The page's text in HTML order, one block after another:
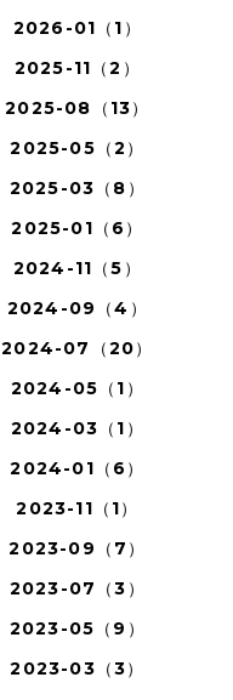
2026-01（1）
2025-11（2）
2025-08（13）
2025-05（2）
2025-03（8）
2025-01（6）
2024-11（5）
2024-09（4）
2024-07（20）
2024-05（1）
2024-03（1）
2024-01（6）
2023-11（1）
2023-09（7）
2023-07（3）
2023-05（9）
2023-03（3）